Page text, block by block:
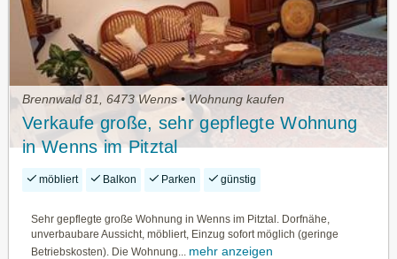
Brennwald 81, 6473 Wenns • Wohnung kaufen
Verkaufe große, sehr gepflegte Wohnung
in Wenns im Pitztal
möbliert Balkon Parken günstig
Sehr gepflegte große Wohnung in Wenns im Pitztal. Dorfnähe,
unverbaubare Aussicht, möbliert, Einzug sofort möglich (geringe
Betriebskosten). Die Wohnung...
mehr anzeigen